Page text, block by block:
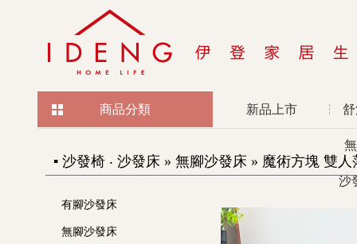
商品分類 新品上市
沙
▪ 沙發椅 ‧ 沙發床 » 無腳沙發床 » 魔術方塊 雙
有腳沙發床
無腳沙發床